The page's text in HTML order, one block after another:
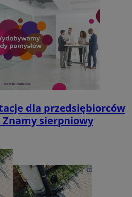
dla przedsiębiorców
Znamy sierpniowy